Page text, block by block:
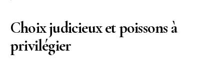
Choix judicieux et poissons à
privilégier